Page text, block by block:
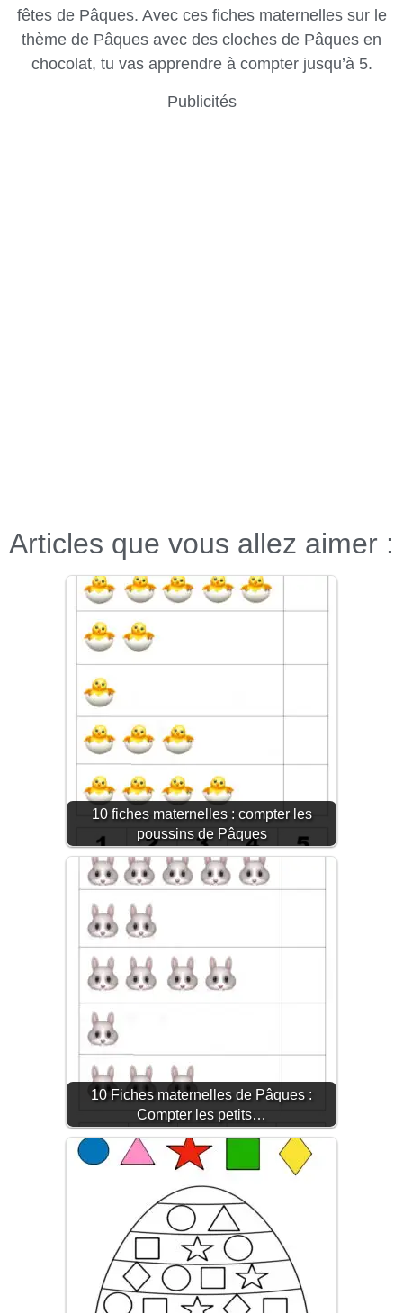
fêtes de Pâques. Avec ces fiches maternelles sur le
thème de Pâques avec des cloches de Pâques en
chocolat, tu vas apprendre à compter jusqu’à 5.
Publicités
Articles que vous allez aimer :
10 fiches maternelles : compter les
poussins de Pâques
10 Fiches maternelles de Pâques :
Compter les petits…